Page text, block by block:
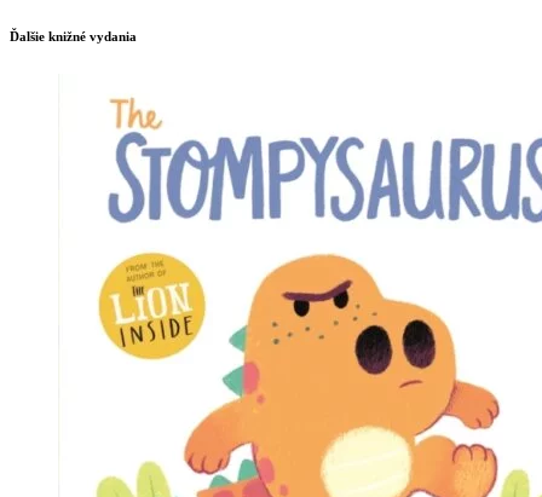
Ďalšie knižné vydania